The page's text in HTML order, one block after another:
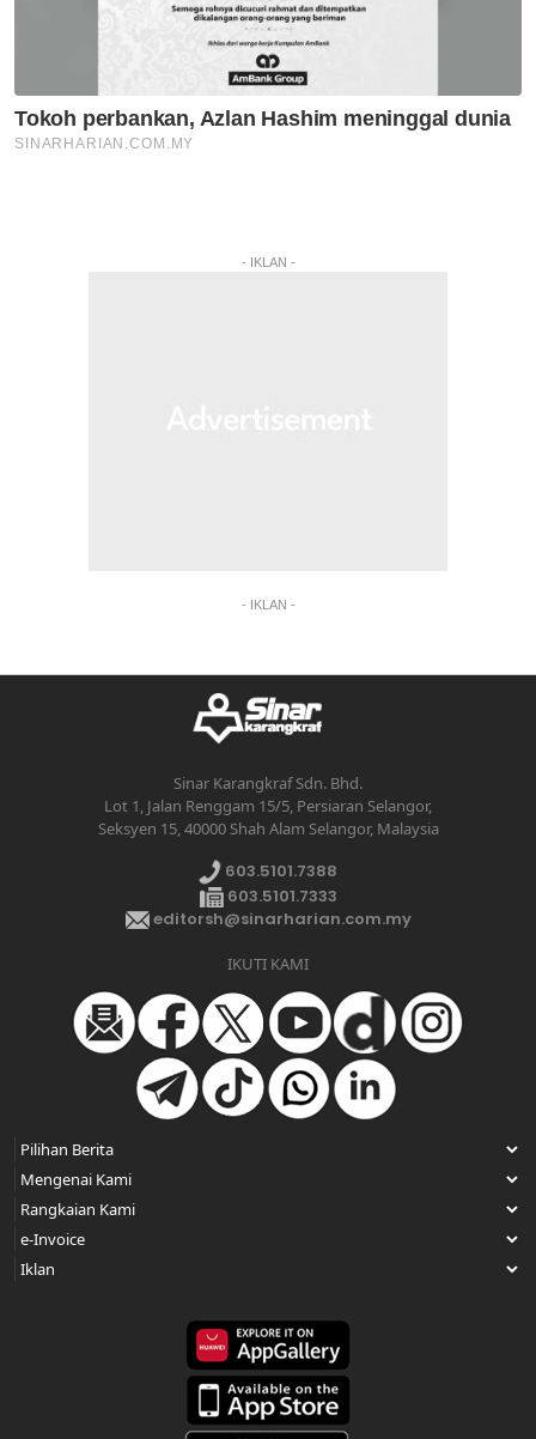
- IKLAN -
- IKLAN -
Sinar Karangkraf Sdn. Bhd.
Lot 1, Jalan Renggam 15/5, Persiaran Selangor,
Seksyen 15, 40000 Shah Alam Selangor, Malaysia
603.5101.7388
603.5101.7333
editorsh@sinarharian.com.my
IKUTI KAMI